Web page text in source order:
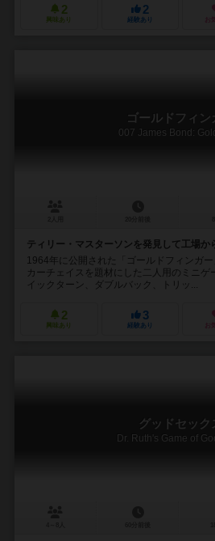
2
興味あり
2
経験あり お
ゴールドフィン
007 James Bond:
ティリー・マスターソンを発見して工場か
1964年に公開された「ゴールドフィンガ
カーチェイスを題材にした二人用のミニゲ
イックターン、ダブルバック、トリッ...
2
興味あり
3
経験あり お
グッドセック
Dr. Ruth's Game of